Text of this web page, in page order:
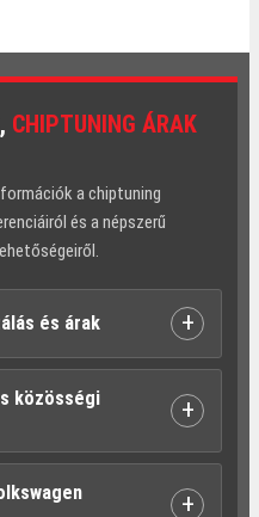
CHIPTUNING ÁRAK
a chiptuning
és a népszerű
és árak +
közösségi
+
+